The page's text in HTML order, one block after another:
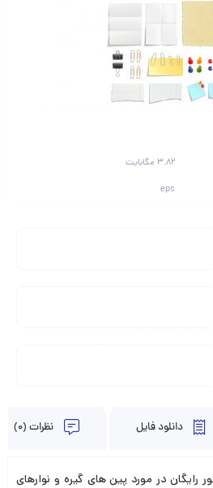
3.82 مگابایت
eps
دانلود فایل نظرات (0)
رایگان در مورد پین های گیره و نوارهای